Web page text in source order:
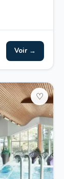
Voir →
♡